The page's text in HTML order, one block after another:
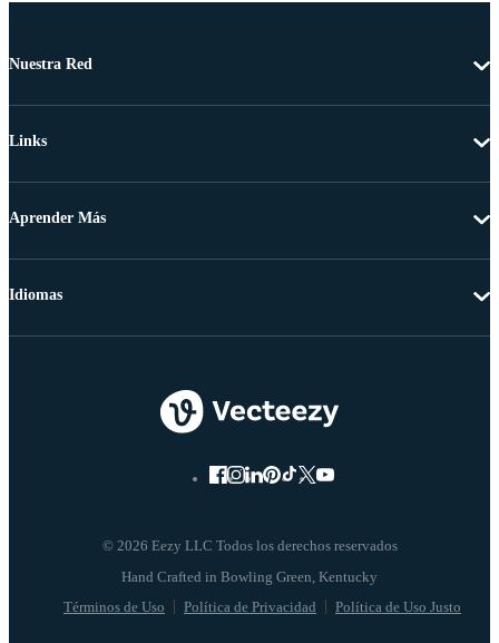
Nuestra Red
Links
Aprender Más
© 2026 Eezy LLC Todos los derechos reservados
Términos de Uso Política de Privacidad Política de Uso Justo
Idiomas